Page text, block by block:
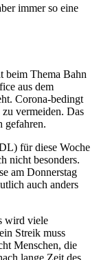
immer so eine
beim Thema Bahn
aus dem
Corona-bedingt
vermeiden. Das
gefahren.
für diese Woche
nicht besonders.
am Donnerstag
auch anders
wird viele
Streik muss
Menschen, die
lange Zeit des